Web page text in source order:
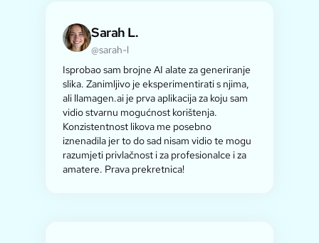
Sarah L.
@sarah-l
Isprobao sam brojne AI alate za generiranje
slika. Zanimljivo je eksperimentirati s njima,
ali llamagen.ai je prva aplikacija za koju sam
vidio stvarnu mogućnost korištenja.
Konzistentnost likova me posebno
iznenadila jer to do sad nisam vidio te mogu
razumjeti privlačnost i za profesionalce i za
amatere. Prava prekretnica!